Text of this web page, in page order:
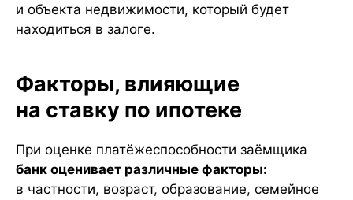
и объекта недвижимости, который будет
находиться в залоге.
Факторы, влияющие
на ставку по ипотеке
При оценке платёжеспособности заёмщика
банк оценивает различные факторы:
в частности, возраст, образование, семейное